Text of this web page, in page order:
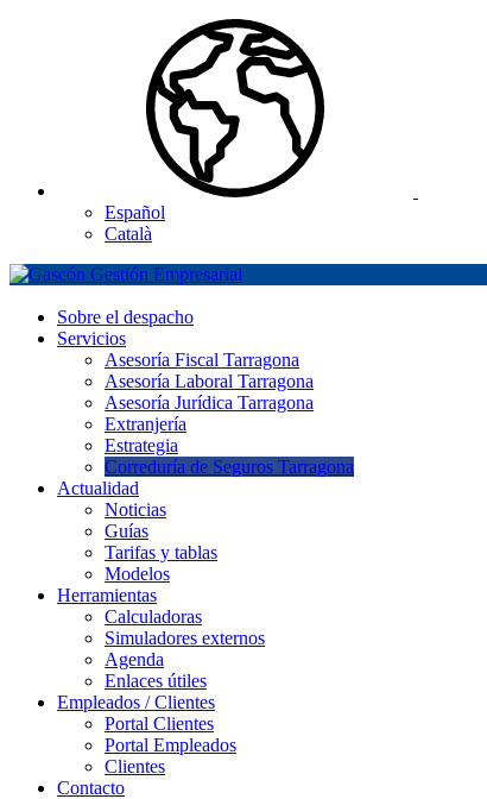
Español
Català
Sobre el despacho
Servicios
Asesoría Fiscal Tarragona
Asesoría Laboral Tarragona
Asesoría Jurídica Tarragona
Extranjería
Estrategia
Correduría de Seguros Tarragona
Actualidad
Noticias
Guías
Tarifas y tablas
Modelos
Herramientas
Calculadoras
Simuladores externos
Agenda
Enlaces útiles
Empleados / Clientes
Portal Clientes
Portal Empleados
Clientes
Contacto